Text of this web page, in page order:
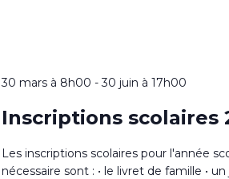
30 mars à 8h00 -30 juin à 17h00
Inscriptions scolaires
Les inscriptions scolaires pour l'année
nécessaire sont : • le livret de famille •